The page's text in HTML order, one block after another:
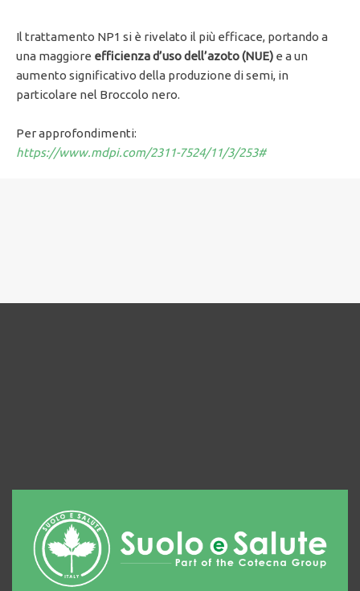
Il trattamento NP1 si è rivelato il più efficace, portando a
una maggiore efficienza d’uso dell’azoto (NUE) e a un
aumento significativo della produzione di semi, in
particolare nel Broccolo nero.
Per approfondimenti:
https://www.mdpi.com/2311-7524/11/3/253#